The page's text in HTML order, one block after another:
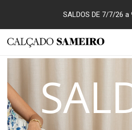
SALDOS DE 7/7/26